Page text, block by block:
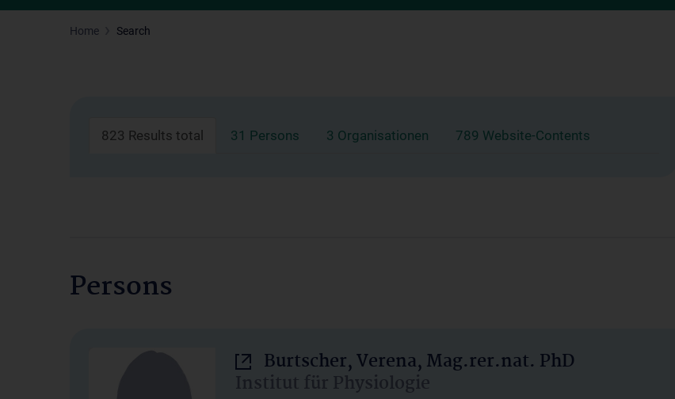
Home Search
823 Results total 31 Persons 3 Organisationen 789 Website-Contents
Persons
Burtscher, Verena, Mag.rer.nat. PhD
Institut für Physiologie